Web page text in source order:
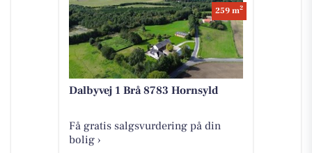
259 m2
Dalbyvej 1 Brå 8783 Hornsyld
Få gratis salgsvurdering på din
bolig ›